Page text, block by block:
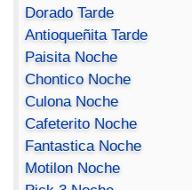
Dorado Tarde
Antioqueñita Tarde
Paisita Noche
Chontico Noche
Culona Noche
Cafeterito Noche
Fantastica Noche
Motilon Noche